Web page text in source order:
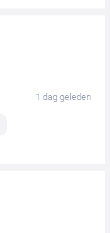
1 dag geleden